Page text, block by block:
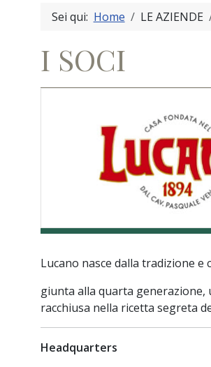
Sei qui: Home LE AZIENDE
I SOCI
Lucano nasce dalla tradizione e
giunta alla quarta
racchiusa nella ricetta segreta
Headquarters